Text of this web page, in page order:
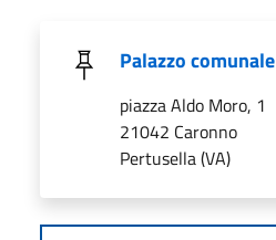
Palazzo comunale
piazza Aldo Moro, 1
21042 Caronno
Pertusella (VA)